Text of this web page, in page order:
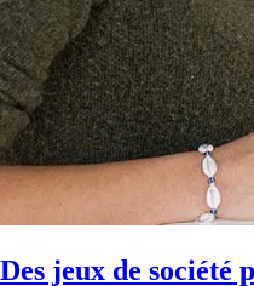
Des jeux de